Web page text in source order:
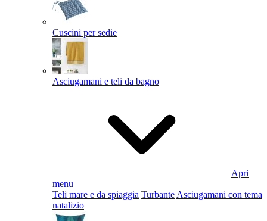
Cuscini per sedie
Asciugamani e teli da bagno
Apri
menu
Teli mare e da spiaggia Turbante Asciugamani con tema
natalizio